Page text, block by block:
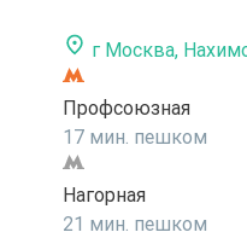
г Москва,
Профсоюзная
17 мин. пешком
Нагорная
21 мин. пешком